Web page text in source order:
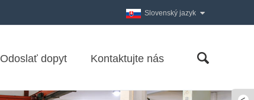
Slovenský jazyk
Odoslať dopyt Kontaktujte nás